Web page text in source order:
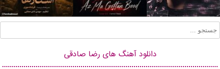
دانلود آهنگ های رضا صادقی